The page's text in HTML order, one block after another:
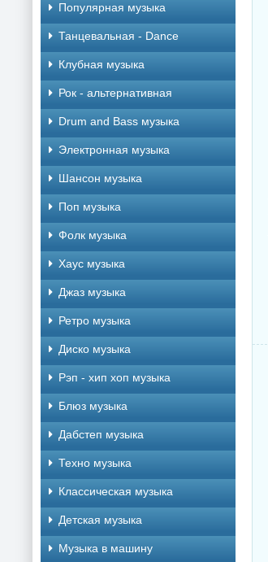
Популярная музыка
Танцевальная - Dance
Клубная музыка
Рок - альтернативная
Drum and Bass музыка
Электронная музыка
Шансон музыка
Поп музыка
Фолк музыка
Хаус музыка
Джаз музыка
Ретро музыка
Диско музыка
Рэп - хип хоп музыка
Блюз музыка
Дабстеп музыка
Техно музыка
Классическая музыка
Детская музыка
Музыка в машину